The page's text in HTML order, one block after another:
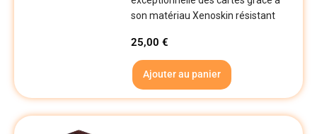
son matériau Xenoskin résistant
25,00€
Ajouter au panier